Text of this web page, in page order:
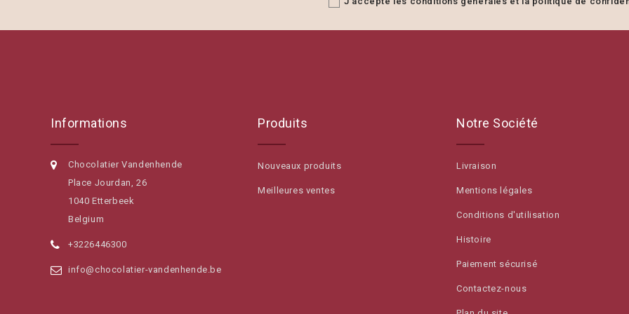
Informations
Chocolatier Vandenhende
Place Jourdan, 26
1040 Etterbeek
Belgium
+3226446300
info@chocolatier-vandenhende.be
Produits
Nouveaux produits
Meilleures ventes
Notre Société
Livraison
Mentions légales
Conditions d'utilisation
Histoire
Paiement sécurisé
Contactez-nous